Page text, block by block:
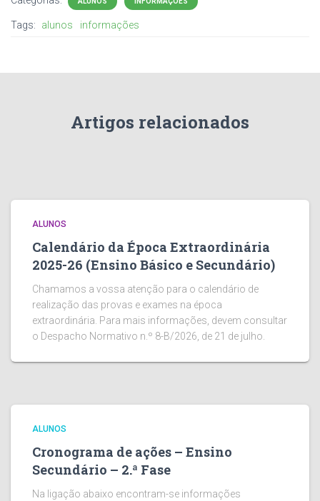
Tags: alunos informações
Artigos relacionados
ALUNOS
Calendário da Época Extraordinária
2025-26 (Ensino Básico e Secundário)
Chamamos a vossa atenção para o calendário de
realização das provas e exames na época
extraordinária. Para mais informações, devem consultar
o Despacho Normativo n.º 8-B/2026, de 21 de julho.
ALUNOS
Cronograma de ações – Ensino
Secundário – 2.ª Fase
Na ligação abaixo encontram-se informações